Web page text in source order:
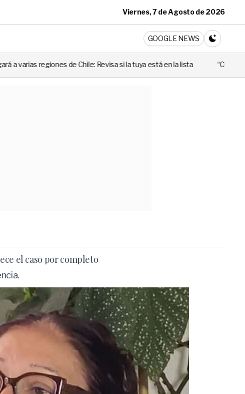
Viernes, 7 de Agosto de 2026
GOOGLE NEWS
CAMBIA A
Chile: Revisa si la tuya está en la lista “Cuando alguien utiliza mal
el caso por completo